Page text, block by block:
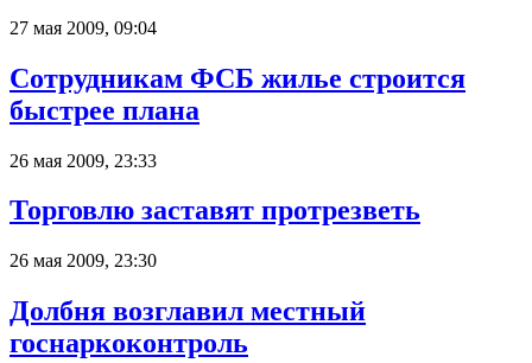
27 мая 2009, 09:04
Сотрудникам ФСБ жилье строится
быстрее плана
26 мая 2009, 23:33
Торговлю заставят протрезветь
26 мая 2009, 23:30
Долбня возглавил местный
госнаркоконтроль